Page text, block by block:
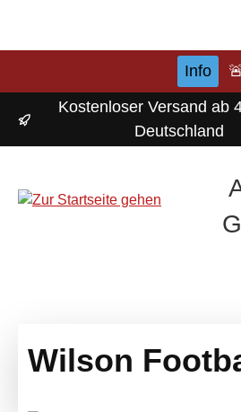
Info
Kostenloser Versand ab
Deutschland
Wilson